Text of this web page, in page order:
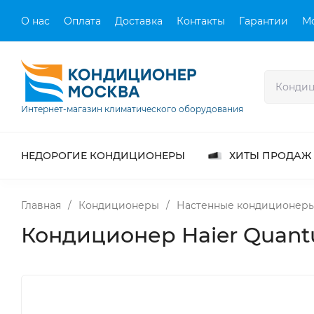
О нас Оплата Доставка Контакты Гарантии
Интернет-магазин климатического оборудования
НЕДОРОГИЕ КОНДИЦИОНЕРЫ ХИТЫ ПРОДАЖ
Главная / Кондиционеры / Настенные
Кондиционер Haier